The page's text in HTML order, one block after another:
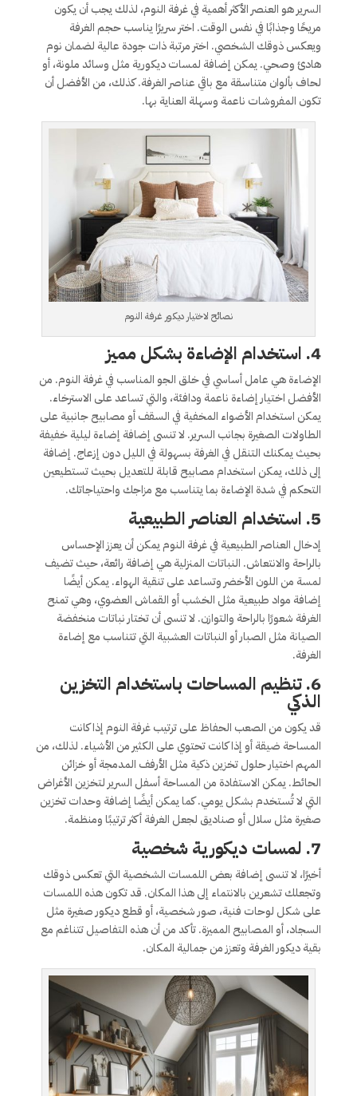
السرير هو العنصر الأكثر أهمية في غرفة النوم، لذلك يجب أن يكون
مريحًا وجذابًا في نفس الوقت. اختر سريرًا يناسب حجم الغرفة
ويعكس ذوقك الشخصي. اختر مرتبة ذات جودة عالية لضمان نوم
هادئ وصحي. يمكن إضافة لمسات ديكورية مثل وسائد ملونة، أو
لحاف بألوان متناسقة مع باقي عناصر الغرفة. كذلك، من الأفضل أن
تكون المفروشات ناعمة وسهلة العناية بها.
نصائح لاختيار ديكور غرفة النوم
4. استخدام الإضاءة بشكل مميز
الإضاءة هي عامل أساسي في خلق الجو المناسب في غرفة النوم. من
الأفضل اختيار إضاءة ناعمة ودافئة، والتي تساعد على الاسترخاء.
يمكن استخدام الأضواء المخفية في السقف أو مصابيح جانبية على
الطاولات الصغيرة بجانب السرير. لا تنسى إضافة إضاءة ليلية خفيفة
بحيث يمكنك التنقل في الغرفة بسهولة في الليل دون إزعاج. إضافة
إلى ذلك، يمكن استخدام مصابيح قابلة للتعديل بحيث تستطيعين
التحكم في شدة الإضاءة بما يتناسب مع مزاجك واحتياجاتك.
5. استخدام العناصر الطبيعية
إدخال العناصر الطبيعية في غرفة النوم يمكن أن يعزز الإحساس
بالراحة والانتعاش. النباتات المنزلية هي إضافة رائعة، حيث تضيف
لمسة من اللون الأخضر وتساعد على تنقية الهواء. يمكن أيضًا
إضافة مواد طبيعية مثل الخشب أو القماش العضوي، وهي تمنح
الغرفة شعورًا بالراحة والتوازن. لا تنسى أن تختار نباتات منخفضة
الصيانة مثل الصبار أو النباتات العشبية التي تتناسب مع إضاءة
الغرفة.
6. تنظيم المساحات باستخدام التخزين
الذكي
قد يكون من الصعب الحفاظ على ترتيب غرفة النوم إذا كانت
المساحة ضيقة أو إذا كانت تحتوي على الكثير من الأشياء. لذلك، من
المهم اختيار حلول تخزين ذكية مثل الأرفف المدمجة أو خزائن
الحائط. يمكن الاستفادة من المساحة أسفل السرير لتخزين الأغراض
التي لا تُستخدم بشكل يومي. كما يمكن أيضًا إضافة وحدات تخزين
صغيرة مثل سلال أو صناديق لجعل الغرفة أكثر ترتيبًا ومنظمة.
7. لمسات ديكورية شخصية
أخيرًا، لا تنسى إضافة بعض اللمسات الشخصية التي تعكس ذوقك
وتجعلك تشعرين بالانتماء إلى هذا المكان. قد تكون هذه اللمسات
على شكل لوحات فنية، صور شخصية، أو قطع ديكور صغيرة مثل
السجاد، أو المصابيح المميزة. تأكد من أن هذه التفاصيل تتناغم مع
بقية ديكور الغرفة وتعزز من جمالية المكان.